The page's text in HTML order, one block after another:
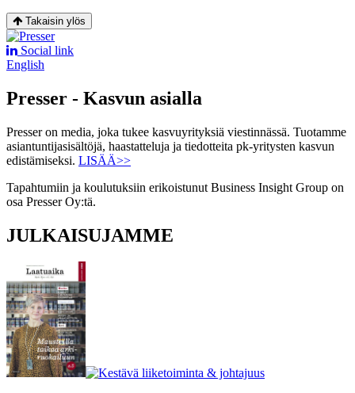
Takaisin ylös
Social link
English
Presser - Kasvun asialla
Presser on media, joka tukee kasvuyrityksiä viestinnässä. Tuotamme
asiantuntijasisältöjä, haastatteluja ja tiedotteita pk-yritysten kasvun
edistämiseksi. LISÄÄ>>
Tapahtumiin ja koulutuksiin erikoistunut Business Insight Group on
osa Presser Oy:tä.
JULKAISUJAMME